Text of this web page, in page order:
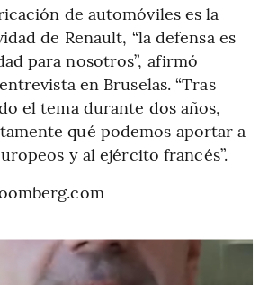
de automóviles es la
de Renault, “la defensa es
para nosotros”, afirmó
en Bruselas. “Tras
el tema durante dos años,
qué podemos aportar a
y al ejército francés”.